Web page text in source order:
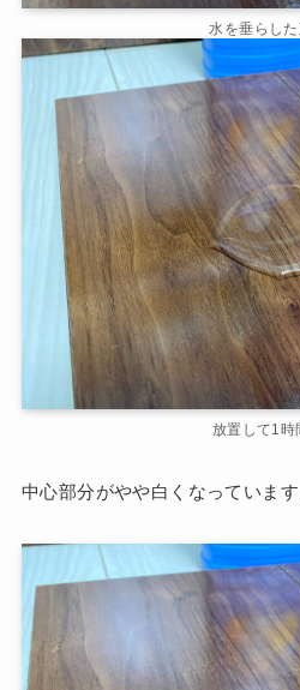
水を垂らし
放置して1時
中心部分がやや白くなっています